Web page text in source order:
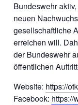
Bundeswehr
neuen
gesellschaftliche
erreichen will.
der Bundeswehr
öffentlichen
Website: https://
Facebook: https://